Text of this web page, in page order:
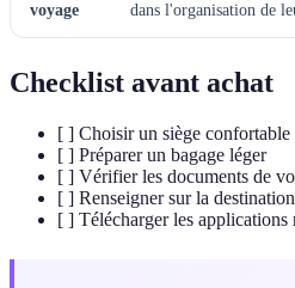
voyage
dans l'organisation de
Checklist avant achat
[ ] Choisir un siège confortable
[ ] Préparer un bagage léger
[ ] Vérifier les documents de
[ ] Renseigner sur la destination
[ ] Télécharger les applications